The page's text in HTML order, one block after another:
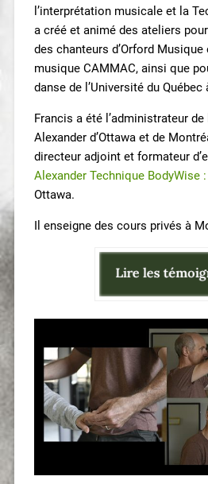
l’interprétation musicale et la
a créé et animé des ateliers
des chanteurs d’Orford Musique
musique CAMMAC, ainsi que
danse de l’Université du
Francis a été l’administrateur de
Alexander d’Ottawa et de
directeur adjoint et formateur
Alexander Technique BodyWise
Ottawa.
Il enseigne des cours privés à